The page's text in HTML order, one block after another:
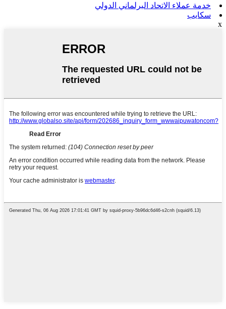
خدمة عملاء الاتحاد البرلماني الدولي
سكايب
x